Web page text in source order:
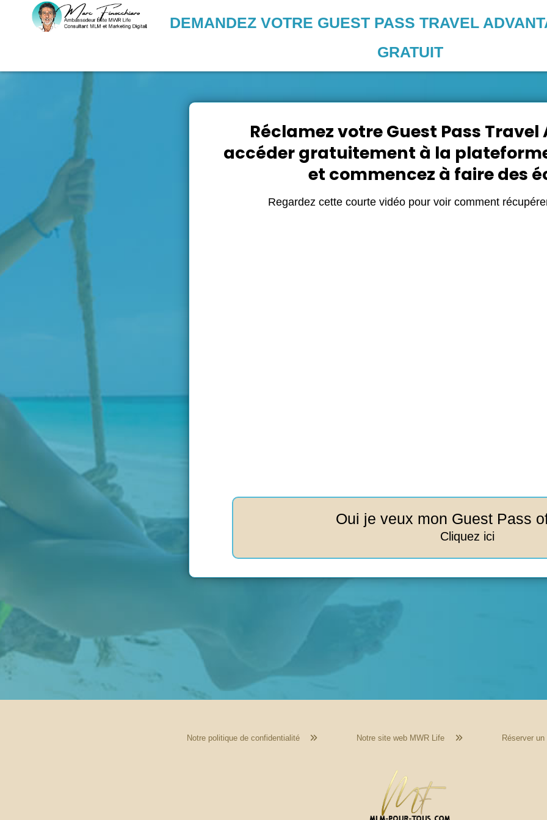
DEMANDEZ VOTRE GUEST PASS TRAVEL
GRATUIT
Réclamez votre Guest Pass
accéder gratuitement à la
et commencez à faire des
Regardez cette courte vidéo pour voir comment
Oui je veux mon Guest Pass
Cliquez ici
Notre politique de confidentialité Notre site web MWR Life Réserver